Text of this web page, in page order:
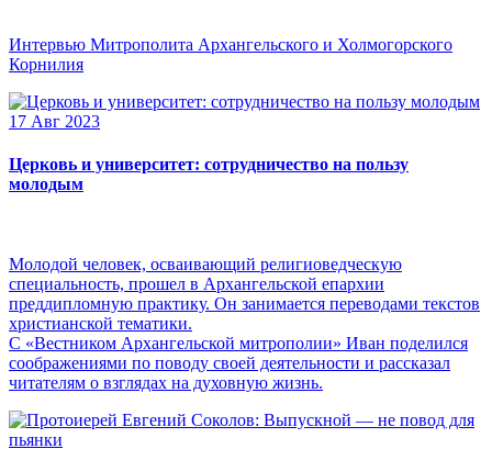
Интервью Митрополита Архангельского и Холмогорского
Корнилия
17 Авг 2023
Церковь и университет: сотрудничество на пользу
молодым
Молодой человек, осваивающий религиоведческую
специальность, прошел в Архангельской епархии
преддипломную практику. Он занимается переводами текстов
христианской тематики.
С «Вестником Архангельской митрополии» Иван поделился
соображениями по поводу своей деятельности и рассказал
читателям о взглядах на духовную жизнь.